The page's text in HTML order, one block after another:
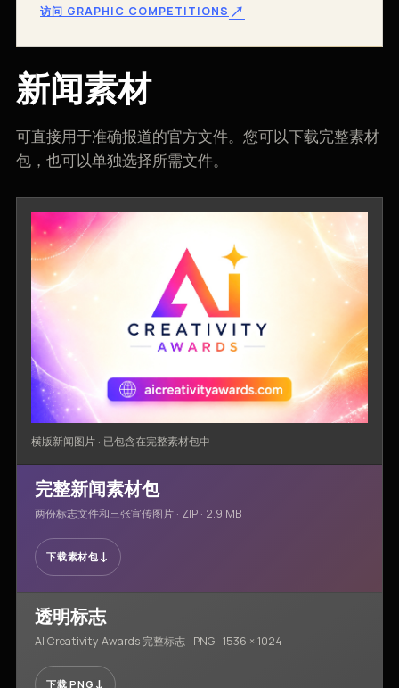
访问 GRAPHIC COMPETITIONS↗
新闻素材
可直接用于准确报道的官方文件。您可以下载完整素材
包，也可以单独选择所需文件。
横版新闻图片 · 已包含在完整素材包中
完整新闻素材包
两份标志文件和三张宣传图片 · ZIP · 2.9 MB
下载素材包↓
透明标志
AI Creativity Awards 完整标志 · PNG · 1536 × 1024
下载 PNG ↓